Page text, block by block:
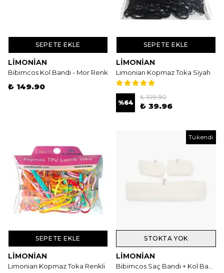
SEPETE EKLE
LIMONIAN
Bibimcos Kol Bandı - Mor Renk
₺ 149.90
SEPETE EKLE
LIMONIAN
Limonian Kopmaz Toka Siyah
%64
₺ 109.90
₺ 39.96
SEPETE EKLE
LIMONIAN
Limonian Kopmaz Toka Renkli
Tükendi
STOKTA YOK
LIMONIAN